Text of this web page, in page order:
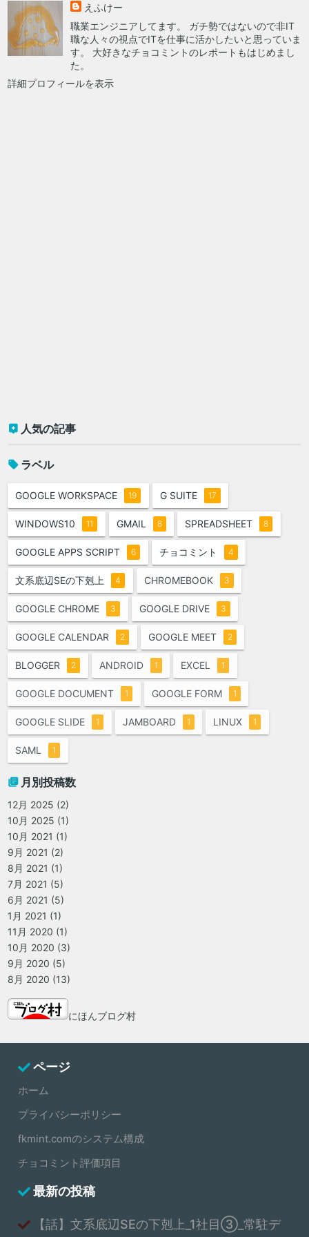
えふけー
職業エンジニアしてます。 ガチ勢ではないので非IT
職な人々の視点でITを仕事に活かしたいと思っていま
す。 大好きなチョコミントのレポートもはじめまし
た。
詳細プロフィールを表示
人気の記事
ラベル
GOOGLE WORKSPACE 19 G SUITE 17
WINDOWS10 11 GMAIL 8 SPREADSHEET 8
GOOGLE APPS SCRIPT 6 チョコミント 4
文系底辺SEの下剋上 4 CHROMEBOOK 3
GOOGLE CHROME 3 GOOGLE DRIVE 3
GOOGLE CALENDAR 2 GOOGLE MEET 2
BLOGGER 2 ANDROID 1 EXCEL 1
GOOGLE DOCUMENT 1 GOOGLE FORM 1
GOOGLE SLIDE 1 JAMBOARD 1 LINUX 1
SAML 1
月別投稿数
12月 2025 (2)
10月 2025 (1)
10月 2021 (1)
9月 2021 (2)
8月 2021 (1)
7月 2021 (5)
6月 2021 (5)
1月 2021 (1)
11月 2020 (1)
10月 2020 (3)
9月 2020 (5)
8月 2020 (13)
にほんブログ村
ページ
ホーム
プライバシーポリシー
fkmint.comのシステム構成
チョコミント評価項目
最新の投稿
【話】文系底辺SEの下剋上_1社目③_常駐デ